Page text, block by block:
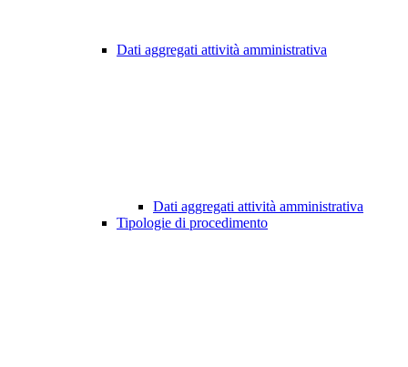
Dati aggregati attività amministrativa
Dati aggregati attività amministrativa
Tipologie di procedimento